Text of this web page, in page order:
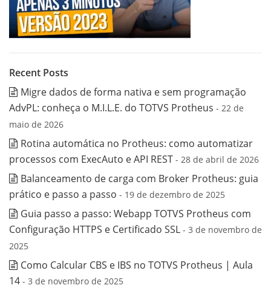
Recent Posts
Migre dados de forma nativa e sem programação
AdvPL: conheça o M.I.L.E. do TOTVS Protheus - 22 de
maio de 2026
Rotina automática no Protheus: como automatizar
processos com ExecAuto e API REST - 28 de abril de 2026
Balanceamento de carga com Broker Protheus: guia
prático e passo a passo - 19 de dezembro de 2025
Guia passo a passo: Webapp TOTVS Protheus com
Configuração HTTPS e Certificado SSL - 3 de novembro de
2025
Como Calcular CBS e IBS no TOTVS Protheus | Aula
14 - 3 de novembro de 2025